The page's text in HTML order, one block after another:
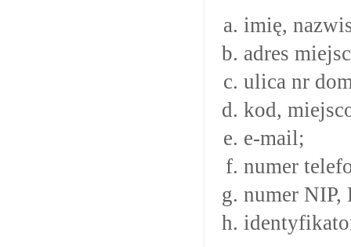
imię,
adres
ulica nr
kod,
e-mail;
numer
numer NIP,